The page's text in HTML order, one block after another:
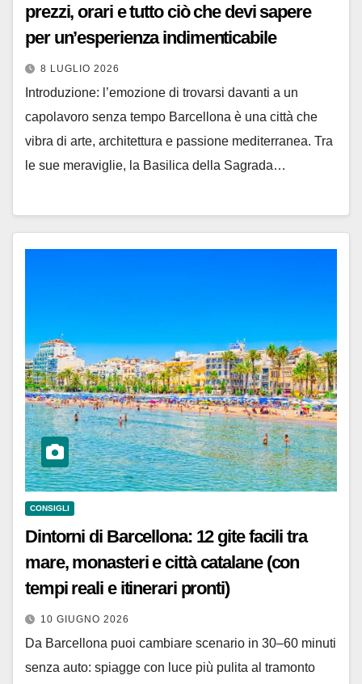
prezzi, orari e tutto ciò che devi sapere
per un’esperienza indimenticabile
8 LUGLIO 2026
Introduzione: l’emozione di trovarsi davanti a un
capolavoro senza tempo Barcellona è una città che
vibra di arte, architettura e passione mediterranea. Tra
le sue meraviglie, la Basilica della Sagrada…
CONSIGLI
Dintorni di Barcellona: 12 gite facili tra
mare, monasteri e città catalane (con
tempi reali e itinerari pronti)
10 GIUGNO 2026
Da Barcellona puoi cambiare scenario in 30–60 minuti
senza auto: spiagge con luce più pulita al tramonto